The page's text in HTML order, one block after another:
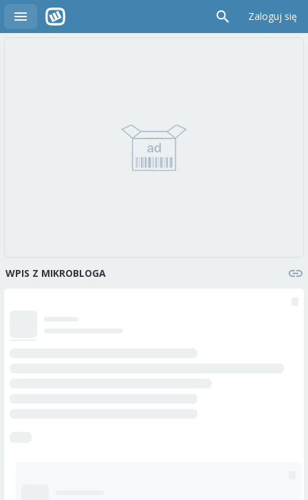
Zaloguj się
WPIS Z MIKROBLOGA